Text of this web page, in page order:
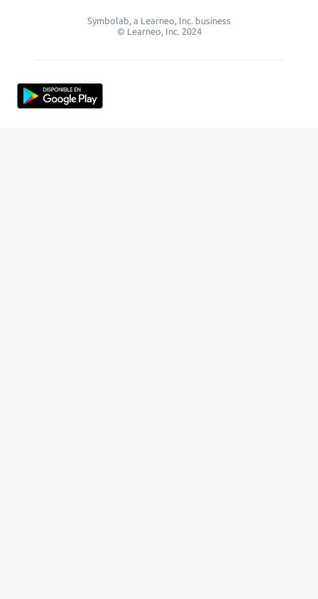
Symbolab, a Learneo, Inc. business
© Learneo, Inc. 2024